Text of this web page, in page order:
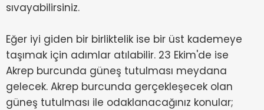
sıvayabilirsiniz.
Eğer iyi giden bir birliktelik ise bir üst kademeye
taşımak için adımlar atılabilir. 23 Ekim'de ise
Akrep burcunda güneş tutulması meydana
gelecek. Akrep burcunda gerçekleşecek olan
güneş tutulması ile odaklanacağınız konular;